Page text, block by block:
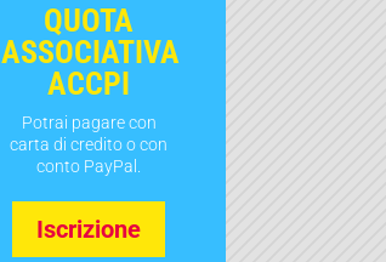
QUOTA
ASSOCIATIVA
ACCPI
Potrai pagare con
carta di credito o con
conto PayPal.
Iscrizione